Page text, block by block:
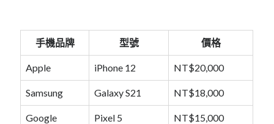
手機品牌 型號 價格
Apple iPhone 12 NT$20,000
Samsung Galaxy S21 NT$18,000
Google Pixel 5 NT$15,000